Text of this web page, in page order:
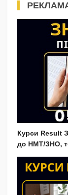
Курси Result
до НМТ/ЗНО,